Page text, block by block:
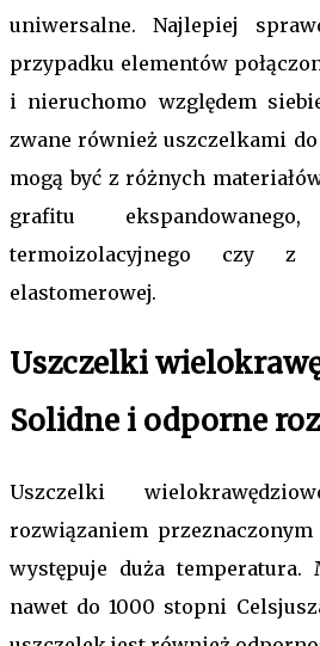
uniwersalne. Najlepiej
przypadku elementów
i nieruchomo względem
zwane również uszczelkami
mogą być z różnych
grafitu
termoizolacyjnego czy z
elastomerowej.
Uszczelki
Solidne i odporne
Uszczelki
rozwiązaniem
występuje duża temperatura.
nawet do 1000 stopni